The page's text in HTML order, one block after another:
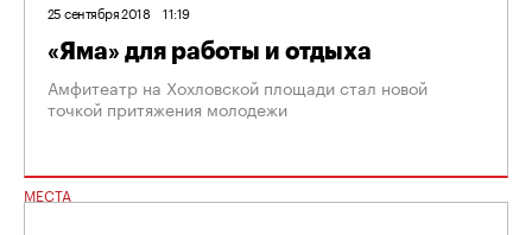
25 сентября 2018 11:19
«Яма» для работы и отдыха
Амфитеатр на Хохловской площади стал новой
точкой притяжения молодежи
МЕСТА